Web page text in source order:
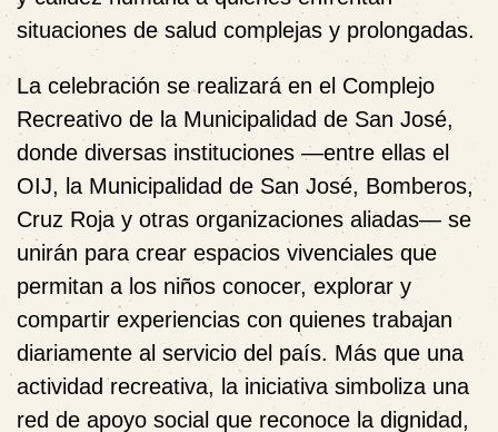
situaciones de salud complejas y prolongadas.
La celebración se realizará en el Complejo
Recreativo de la Municipalidad de San José,
donde diversas instituciones —entre ellas el
OIJ, la Municipalidad de San José, Bomberos,
Cruz Roja y otras organizaciones aliadas— se
unirán para crear espacios vivenciales que
permitan a los niños conocer, explorar y
compartir experiencias con quienes trabajan
diariamente al servicio del país. Más que una
actividad recreativa, la iniciativa simboliza una
red de apoyo social que reconoce la dignidad,